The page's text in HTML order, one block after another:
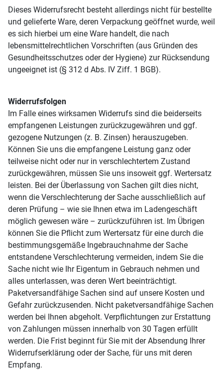
Dieses Widerrufsrecht besteht allerdings nicht für bestellte
und gelieferte Ware, deren Verpackung geöffnet wurde, weil
es sich hierbei um eine Ware handelt, die nach
lebensmittelrechtlichen Vorschriften (aus Gründen des
Gesundheitsschutzes oder der Hygiene) zur Rücksendung
ungeeignet ist (§ 312 d Abs. IV Ziff. 1 BGB).
Widerrufsfolgen
Im Falle eines wirksamen Widerrufs sind die beiderseits
empfangenen Leistungen zurückzugewähren und ggf.
gezogene Nutzungen (z. B. Zinsen) herauszugeben.
Können Sie uns die empfangene Leistung ganz oder
teilweise nicht oder nur in verschlechtertem Zustand
zurückgewähren, müssen Sie uns insoweit ggf. Wertersatz
leisten. Bei der Überlassung von Sachen gilt dies nicht,
wenn die Verschlechterung der Sache ausschließlich auf
deren Prüfung – wie sie Ihnen etwa im Ladengeschäft
möglich gewesen wäre – zurückzuführen ist. Im Übrigen
können Sie die Pflicht zum Wertersatz für eine durch die
bestimmungsgemäße Ingebrauchnahme der Sache
entstandene Verschlechterung vermeiden, indem Sie die
Sache nicht wie Ihr Eigentum in Gebrauch nehmen und
alles unterlassen, was deren Wert beeinträchtigt.
Paketversandfähige Sachen sind auf unsere Kosten und
Gefahr zurückzusenden. Nicht paketversandfähige Sachen
werden bei Ihnen abgeholt. Verpflichtungen zur Erstattung
von Zahlungen müssen innerhalb von 30 Tagen erfüllt
werden. Die Frist beginnt für Sie mit der Absendung Ihrer
Widerrufserklärung oder der Sache, für uns mit deren
Empfang.